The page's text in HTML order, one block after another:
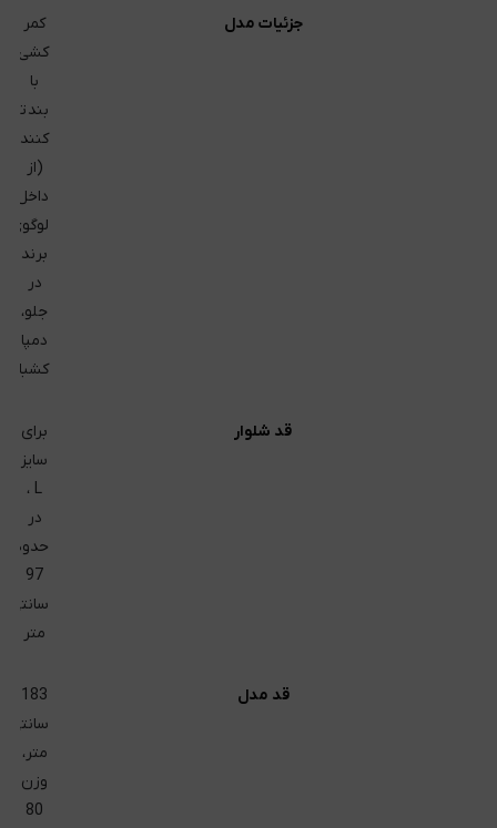
جزئیات مدل
کمر
کشی
با
بند
کننده
(از
داخل)،
لوگوی
برند
در
جلو،
دمپا
قد شلوار
برای
سایز
L ،
در
حدود
97
سانتی
متر
قد مدل
183
سانتی
متر،
وزن
80